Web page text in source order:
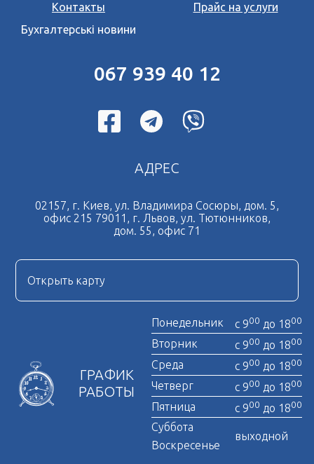
Контакты
Прайс на услуги
Бухгалтерські новини
067 939 40 12
АДРЕС
02157, г. Киев, ул. Владимира Сосюры, дом. 5,
офис 215 79011, г. Львов, ул. Тютюнников,
дом. 55, офис 71
Открыть карту
ГРАФИК
РАБОТЫ
Понедельник с 900 до 1800
Вторник с 900 до 1800
Среда с 900 до 1800
Четверг с 900 до 1800
Пятница с 900 до 1800
Суббота
выходной
Воскресенье